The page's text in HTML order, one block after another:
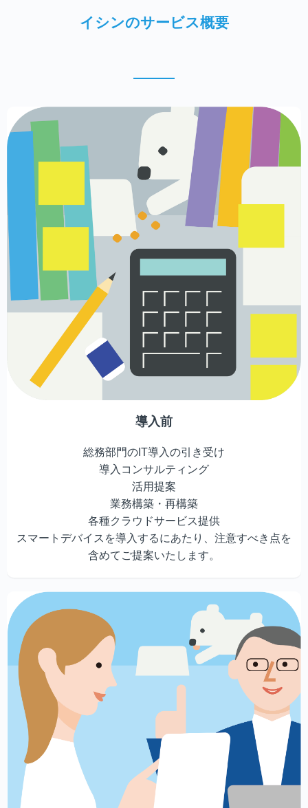
イシンのサービス概要
導入前
総務部門のIT導入の引き受け
導入コンサルティング
活用提案
業務構築・再構築
各種クラウドサービス提供
スマートデバイスを導入するにあたり、注意すべき点を
含めてご提案いたします。